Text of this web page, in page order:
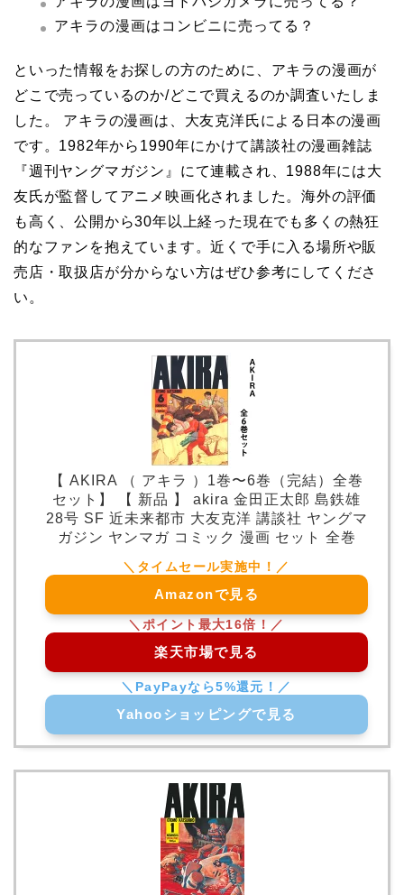
アキラの漫画はコンビニに売ってる？
といった情報をお探しの方のために、アキラの漫画が
どこで売っているのか/どこで買えるのか調査いたしま
した。 アキラの漫画は、大友克洋氏による日本の漫画
です。1982年から1990年にかけて講談社の漫画雑誌
『週刊ヤングマガジン』にて連載され、1988年には大
友氏が監督してアニメ映画化されました。海外の評価
も高く、公開から30年以上経った現在でも多くの熱狂
的なファンを抱えています。近くで手に入る場所や販
売店・取扱店が分からない方はぜひ参考にしてくださ
い。
【 AKIRA （ アキラ ）1巻〜6巻（完結）全巻
セット】 【 新品 】 akira 金田正太郎 島鉄雄
28号 SF 近未来都市 大友克洋 講談社 ヤングマ
ガジン ヤンマガ コミック 漫画 セット 全巻
Amazonで見る
楽天市場で見る
Yahooショッピングで見る